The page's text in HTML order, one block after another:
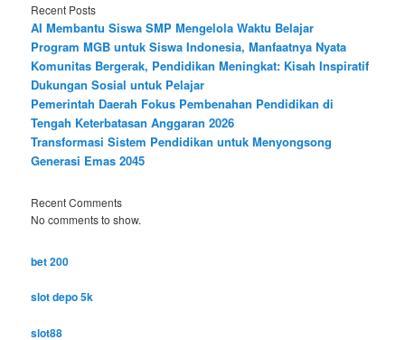
Recent Posts
AI Membantu Siswa SMP Mengelola Waktu Belajar
Program MGB untuk Siswa Indonesia, Manfaatnya Nyata
Komunitas Bergerak, Pendidikan Meningkat: Kisah Inspiratif
Dukungan Sosial untuk Pelajar
Pemerintah Daerah Fokus Pembenahan Pendidikan di
Tengah Keterbatasan Anggaran 2026
Transformasi Sistem Pendidikan untuk Menyongsong
Generasi Emas 2045
Recent Comments
No comments to show.
bet 200
slot depo 5k
slot88